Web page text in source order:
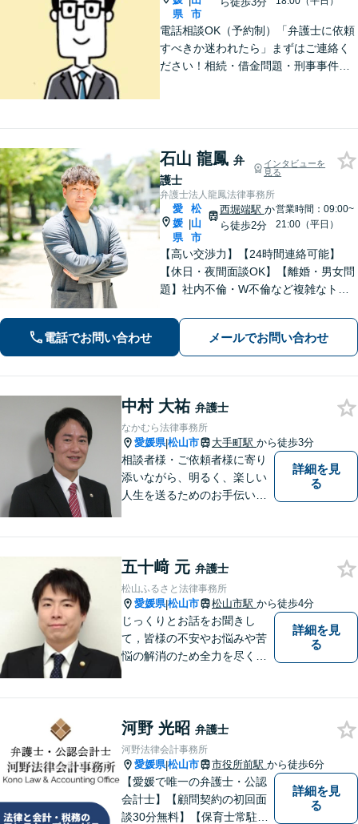
県
市
電話相談OK（予約制）「弁護士に依頼
すべきか迷われたら」まずはご連絡く
ださい！相続・借金問題・刑事事件・
石山 龍鳳 弁
護士
インタビューを
見る
弁護士法人龍鳳法律事務所
愛
媛
県
|
松
山
市
西堀端駅 か
ら徒歩2分
営業時間：09:00~
21:00（平日）
【高い交渉力】【24時間連絡可能】
【休日・夜間面談OK】【離婚・男女問
題】社内不倫・W不倫など複雑なトラ
求や退職代行もお受けします。【刑事
事件】刑事事件は１分１秒が勝負で
す。迅速に対応します。
電話でお問い合わせ メールでお問い合わせ
中村 大祐 弁護士
なかむら法律事務所
愛媛県|松山市 大手町駅 から徒歩3分
相談者様・ご依頼者様に寄り
添いながら、明るく、楽しい
人生を送るためのお手伝いを
詳細を見
る
五十﨑 元 弁護士
松山ふるさと法律事務所
愛媛県|松山市 松山市駅 から徒歩4分
じっくりとお話をお聞きし
て，皆様の不安やお悩みや苦
悩の解消のため全力を尽くし
詳細を見
る
河野 光昭 弁護士
河野法律会計事務所
愛媛県|松山市 市役所前駅 から徒歩6分
【愛媛で唯一の弁護士・公認
会計士】【顧問契約の初回面
談30分無料】【保育士常駐】
詳細を見
る